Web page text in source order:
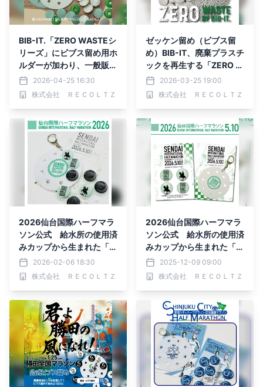
BIB-IT.「ZERO WASTEシ
リーズ」にビブス留め用ホ
ルダーが加わり、一般販売
を開始2026-04-25 16:30
株式会社 ＲＥＣＯＬＴＺ
ゼッケン留め（ビブス留
め）BIB-IT、廃棄プラスチ
ックを再生する「ZERO W
ASTE」始動
2026-03-25 19:00
株式会社 ＲＥＣＯＬＴＺ
2026仙台国際ハーフマラ
ソン公式 給水所の使用済
みカップから生まれた「ビ
ブス留め」EC販売開始
2026-02-06 18:30
株式会社 ＲＥＣＯＬＴＺ
2026仙台国際ハーフマラ
ソン公式 給水所の使用済
みカップから生まれた「ビ
ブス留め」販売開始
2025-12-09 09:00
株式会社 ＲＥＣＯＬＴＺ